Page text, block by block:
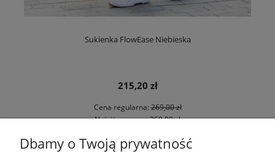
Sukienka FlowEase Niebieska
215,20 zł
Cena regularna:269,00 zł
Najniższa cena:269,00 zł
DO KOSZYKA
Dbamy o Twoją prywatność